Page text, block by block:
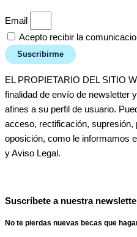
Email
Acepto recibir la
Suscribirme
EL PROPIETARIO DEL SITIO
finalidad de envío de newsletter
afines a su perfil de usuario.
acceso, rectificación, supresión,
oposición, como le informamos
y Aviso Legal.
Suscríbete a nuestra
No te pierdas nuevas becas que